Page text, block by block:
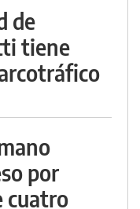
de
tiene
por
cuatro